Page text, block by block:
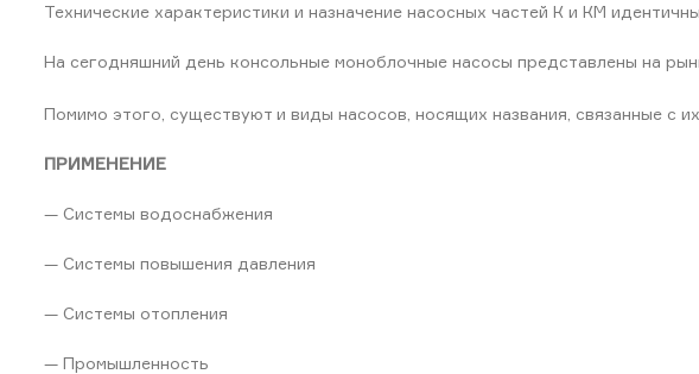
Технические характеристики и назначение насосных частей К и КМ
На сегодняшний день консольные моноблочные насосы представлены на
Помимо этого, существуют и виды насосов, носящих названия, связанные с
ПРИМЕНЕНИЕ
— Системы водоснабжения
— Системы повышения давления
— Системы отопления
— Промышленность